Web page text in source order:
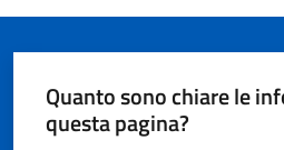
Quanto sono chiare le
questa pagina?